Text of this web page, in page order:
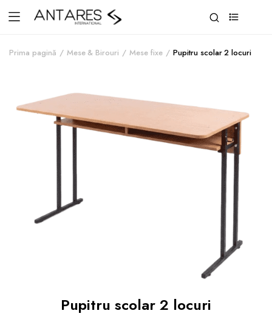
Prima pagină Mese & Birouri Mese fixe Pupitru scolar 2 locuri
Pupitru scolar 2 locuri